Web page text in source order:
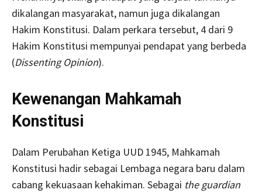
dikalangan masyarakat, namun juga dikalangan
Hakim Konstitusi. Dalam perkara tersebut, 4 dari 9
Hakim Konstitusi mempunyai pendapat yang berbeda
(Dissenting Opinion).
Kewenangan Mahkamah
Konstitusi
Dalam Perubahan Ketiga UUD 1945, Mahkamah
Konstitusi hadir sebagai Lembaga negara baru dalam
cabang kekuasaan kehakiman. Sebagai the guardian